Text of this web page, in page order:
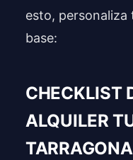
esto,
base:
CHECKLIST
ALQUILER
TARRAGONA